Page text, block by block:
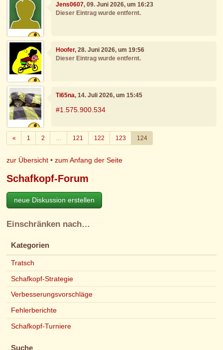
Jens0607, 09. Juni 2026, um 16:23
Dieser Eintrag wurde entfernt.
Hoofer, 28. Juni 2026, um 19:56
Dieser Eintrag wurde entfernt.
Ti65na, 14. Juli 2026, um 15:45
#1.575.900.534
«Zurück
1 2 … 121 122 123 124
zur Übersicht •zum Anfang der Seite
Schafkopf-Forum
neue Diskussion erstellen
Einschränken nach…
Kategorien
Tratsch
Schafkopf-Strategie
Verbesserungsvorschläge
Fehlerberichte
Schafkopf-Turniere
Suche